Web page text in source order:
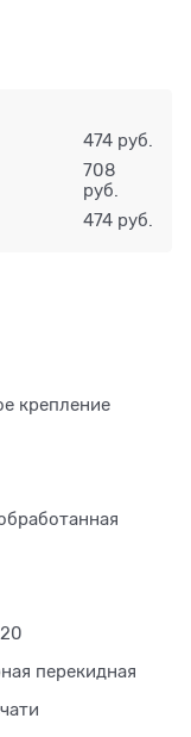
474 руб.
708
руб.
474 руб.
крепление
перекидная